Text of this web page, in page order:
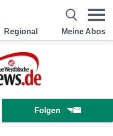
Regional Meine Abos
Folgen